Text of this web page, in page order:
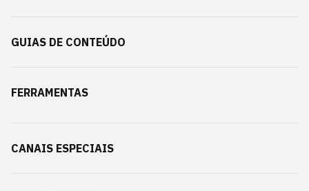
GUIAS DE CONTEÚDO
FERRAMENTAS
CANAIS ESPECIAIS